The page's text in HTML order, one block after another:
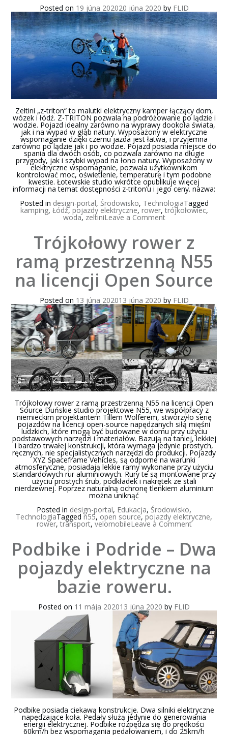
Posted on 19 júna 202020 júna 2020 by FLID
Zeltini „z-triton“ to malutki elektryczny kamper łączący dom,
wózek i łódź. Z-TRITON pozwala na podróżowanie po lądzie i
wodzie. Pojazd idealny zarówno na wyprawy dookoła świata,
jak i na wypad w głąb natury. Wyposażony w elektryczne
wspomaganie dzięki czemu jazda jest łatwa, i przyjemna
zarówno po lądzie jak i po wodzie. Pojazd posiada miejsce do
spania dla dwóch osób, co pozwala zarówno na długie
przygody, jak i szybki wypad na łono natury. Wyposażony w
elektryczne wspomaganie, pozwala użytkownikom
kontrolować moc, oświetlenie, temperaturę i tym podobne
kwestie. Łotewskie studio wkrótce opublikuje więcej
informacji na temat dostępności z-triton’u i jego ceny. nazwa:
Posted in design-portal, Środowisko, TechnologiaTagged
kamping, Łódź, pojazdy elektryczne,rower, trójkołowiec,
woda, zeltiniLeave a Commenton
triton“
to
malutki
elektryczny
kamper
łączący
dom,
rower
łódź.
Trójkołowy rower z
ramą przestrzenną N55
na licencji Open Source
Posted on 13 júna 202013 júna 2020 by FLID
Trójkołowy rower z ramą przestrzenną N55 na licencji Open
Source Duńskie studio projektowe N55, we współpracy z
niemieckim projektantem Tillem Wolferem, stworzyło serię
pojazdów na licencji open-source napędzanych siłą mięśni
ludzkich, które mogą być budowane w domu przy użyciu
podstawowych narzędzi i materiałów. Bazują na taniej, lekkiej
i bardzo trwałej konstrukcji, która wymaga jedynie prostych,
ręcznych, nie specjalistycznych narzędzi do produkcji. Pojazdy
XYZ Spaceframe Vehicles, są odporne na warunki
atmosferyczne, posiadają lekkie ramy wykonane przy użyciu
standardowych rur aluminiowych. Rury te są montowane przy
użyciu prostych śrub, podkładek i nakrętek ze stali
nierdzewnej. Poprzez naturalną ochronę tlenkiem aluminium
można uniknąć
Posted in design-portal, Edukacja, Środowisko,
TechnologiaTagged n55, open source, pojazdy elektryczne,
rower, transport, velomobileLeave a Commenton
z
ramą
N55
na
Podbike i Podride – Dwa
pojazdy elektryczne na
bazie roweru.
Posted on 11 mája 202013 júna 2020 by FLID
Podbike posiada ciekawą konstrukcje. Dwa silniki elektryczne
napędzające koła. Pedały służą jedynie do generowania
energii elektrycznej. Podbike rozpędza się do prędkości
60km/h bez wspomagania pedałowaniem, i do 25km/h